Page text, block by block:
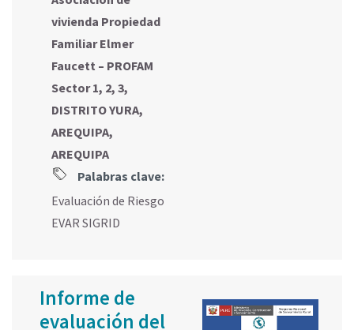
vivienda Propiedad
Familiar Elmer
Faucett – PROFAM
Sector 1, 2, 3,
DISTRITO YURA,
AREQUIPA,
AREQUIPA
Palabras clave:
Evaluación de Riesgo
EVAR SIGRID
Informe de
evaluación del